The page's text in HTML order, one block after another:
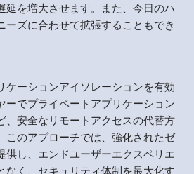
延を増大させます。また、今日のハ
ーズに合わせて拡張することもでき
ケーションアイソレーションを有効
ーでプライベートアプリケーション
、安全なリモートアクセスの代替方
このアプローチでは、強化されたゼ
供し、エンドユーザーエクスペリエ
なく、セキュリティ体制を最大化す